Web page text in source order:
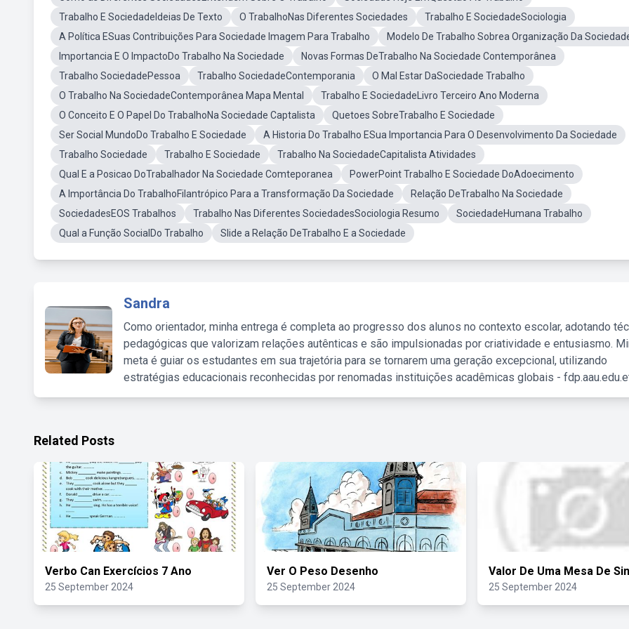
Trabalho E SociedadeIdeias De Texto
O TrabalhoNas Diferentes Sociedades
Trabalho E SociedadeSociologia
A Política ESuas Contribuições Para Sociedade Imagem Para Trabalho
Modelo De Trabalho Sobrea Organização Da
Importancia E O ImpactoDo Trabalho Na Sociedade
Novas Formas DeTrabalho Na Sociedade Contemporânea
Trabalho SociedadePessoa
Trabalho SociedadeContemporania
O Mal Estar DaSociedade Trabalho
O Trabalho Na SociedadeContemporânea Mapa Mental
Trabalho E SociedadeLivro Terceiro Ano Moderna
O Conceito E O Papel Do TrabalhoNa Sociedade Captalista
Quetoes SobreTrabalho E Sociedade
Ser Social MundoDo Trabalho E Sociedade
A Historia Do Trabalho ESua Importancia Para O Desenvolvimento Da Sociedade
Trabalho Sociedade
Trabalho E Sociedade
Trabalho Na SociedadeCapitalista Atividades
Qual E a Posicao DoTrabalhador Na Sociedade Comteporanea
PowerPoint Trabalho E Sociedade DoAdoecimento
A Importância Do TrabalhoFilantrópico Para a Transformação Da Sociedade
Relação DeTrabalho Na Sociedade
SociedadesEOS Trabalhos
Trabalho Nas Diferentes SociedadesSociologia Resumo
SociedadeHumana Trabalho
Qual a Função SocialDo Trabalho
Slide a Relação DeTrabalho E a Sociedade
Sandra
Como orientador, minha entrega é completa ao progresso dos alunos no contexto escolar, adotando
pedagógicas que valorizam relações autênticas e são impulsionadas por criatividade e entusiasmo.
meta é guiar os estudantes em sua trajetória para se tornarem uma geração excepcional, utilizando
estratégias educacionais reconhecidas por renomadas instituições acadêmicas globais -
Related Posts
Verbo Can Exercícios 7 Ano
25 September 2024
Ver O Peso Desenho
25 September 2024
Valor De Uma Mesa De
25 September 2024